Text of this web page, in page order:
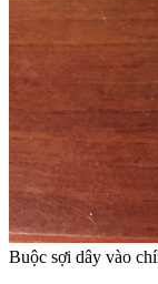
Buộc sợi dây vào